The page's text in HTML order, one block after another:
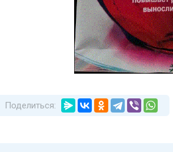
Поделиться: